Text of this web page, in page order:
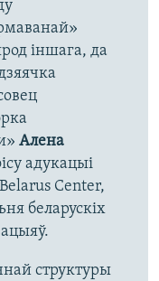
іншага, да
Алена
адукацыі
Center,
беларускіх
структуры